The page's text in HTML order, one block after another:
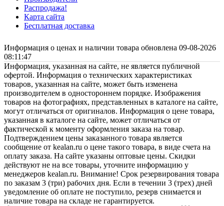
Распродажа!
Карта сайта
Бесплатная доставка
Информация о ценах и наличии товара обновлена 09-08-2026
08:11:47
Информация, указанная на сайте, не является публичной
офертой. Информация о технических характеристиках
товаров, указанная на сайте, может быть изменена
производителем в одностороннем порядке. Изображения
товаров на фотографиях, представленных в каталоге на сайте,
могут отличаться от оригиналов. Информация о цене товара,
указанная в каталоге на сайте, может отличаться от
фактической к моменту оформления заказа на товар.
Подтверждением цены заказанного товара является
сообщение от kealan.ru о цене такого товара, в виде счета на
оплату заказа. На сайте указаны оптовые цены. Скидки
действуют не на все товары, уточните информацию у
менеджеров kealan.ru. Внимание! Срок резервирования товара
по заказам 3 (три) рабочих дня. Если в течении 3 (трех) дней
уведомление об оплате не поступило, резерв снимается и
наличие товара на складе не гарантируется.